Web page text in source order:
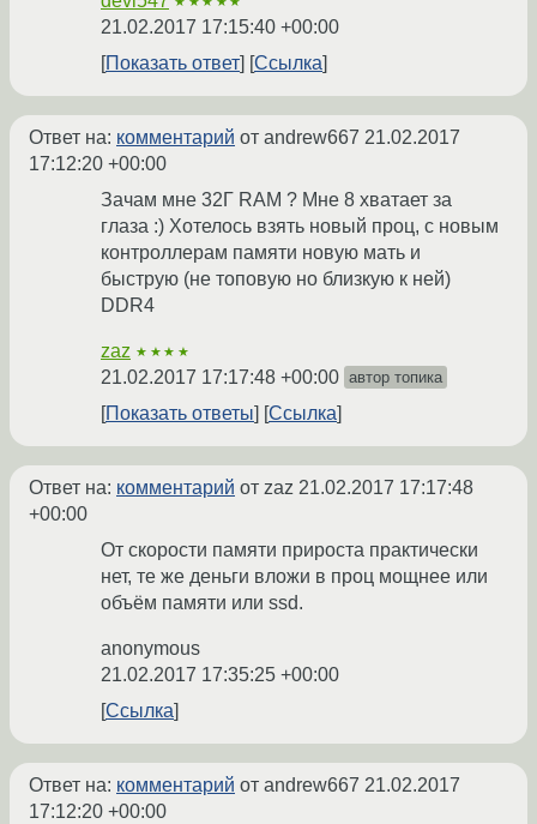
21.02.2017 17:15:40 +00:00
Показать ответ
Ссылка
Ответ на: комментарий от andrew667 21.02.2017
17:12:20 +00:00
Зачам мне 32Г RAM ? Мне 8 хватает за
глаза :) Хотелось взять новый проц, с новым
контроллерам памяти новую мать и
быструю (не топовую но близкую к ней)
DDR4
zaz ★★★★
21.02.2017 17:17:48 +00:00 автор топика
Показать ответы Ссылка
Ответ на: комментарий от zaz 21.02.2017 17:17:48
+00:00
От скорости памяти прироста практически
нет, те же деньги вложи в проц мощнее или
объём памяти или ssd.
anonymous
21.02.2017 17:35:25 +00:00
Ссылка
Ответ на: комментарий от andrew667 21.02.2017
17:12:20 +00:00